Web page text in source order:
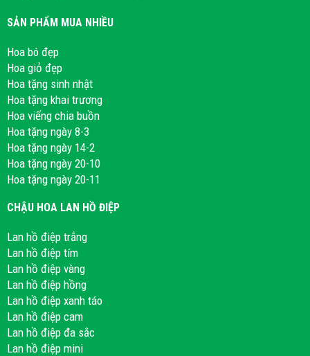
SẢN PHẨM MUA NHIỀU
Hoa bó đẹp
Hoa giỏ đẹp
Hoa tặng sinh nhật
Hoa tặng khai trương
Hoa viếng chia buồn
Hoa tặng ngày 8-3
Hoa tặng ngày 14-2
Hoa tặng ngày 20-10
Hoa tặng ngày 20-11
CHẬU HOA LAN HỒ ĐIỆP
Lan hồ điệp trắng
Lan hồ điệp tím
Lan hồ điệp vàng
Lan hồ điệp hồng
Lan hồ điệp xanh táo
Lan hồ điệp cam
Lan hồ điệp đa sắc
Lan hồ điệp mini